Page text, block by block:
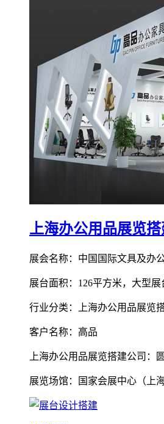
上海办公用品展览
展会名称：中国国际文具及办
展台面积：126平方米，大型展
行业分类：上海办公用品展览
客户名称：高品
上海办公用品展览搭建公司：
展览场馆：国家会展中心（上海